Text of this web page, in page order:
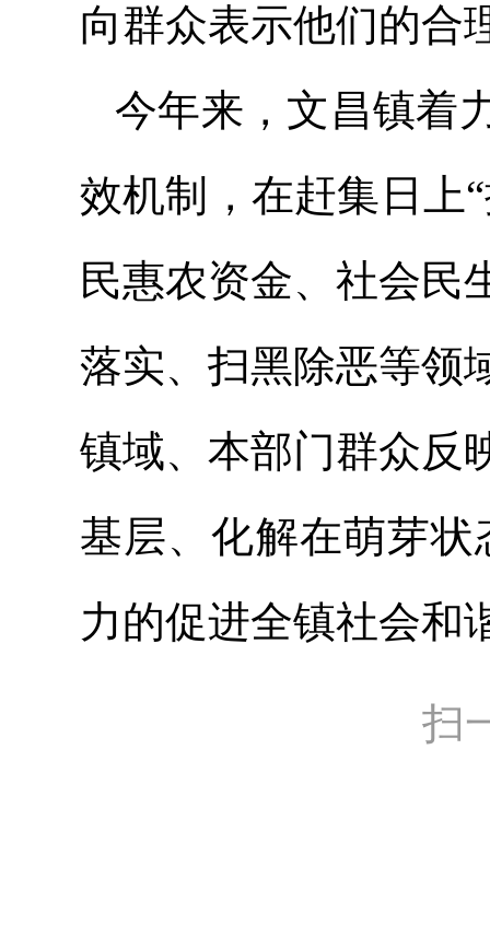
向群众表示他们的合
今年来，文昌镇着
效机制，在赶集日上
民惠农资金、社会民
落实、扫黑除恶等领
镇域、本部门群众反
基层、化解在萌芽
力的促进全镇社会和
扫